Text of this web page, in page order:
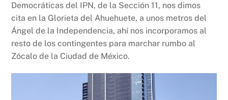
Democráticas del IPN, de la Sección 11, nos dimos
cita en la Glorieta del Ahuehuete, a unos metros del
Ángel de la Independencia, ahí nos incorporamos al
resto de los contingentes para marchar rumbo al
Zócalo de la Ciudad de México.